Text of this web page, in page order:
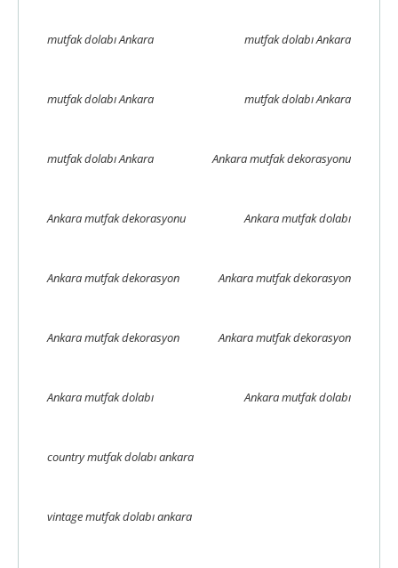
mutfak dolabı Ankara mutfak dolabı Ankara
mutfak dolabı Ankara mutfak dolabı Ankara
mutfak dolabı Ankara Ankara mutfak dekorasyonu
Ankara mutfak dekorasyonu Ankara mutfak dolabı
Ankara mutfak dekorasyon Ankara mutfak dekorasyon
Ankara mutfak dekorasyon Ankara mutfak dekorasyon
Ankara mutfak dolabı Ankara mutfak dolabı
country mutfak dolabı ankara
vintage mutfak dolabı ankara